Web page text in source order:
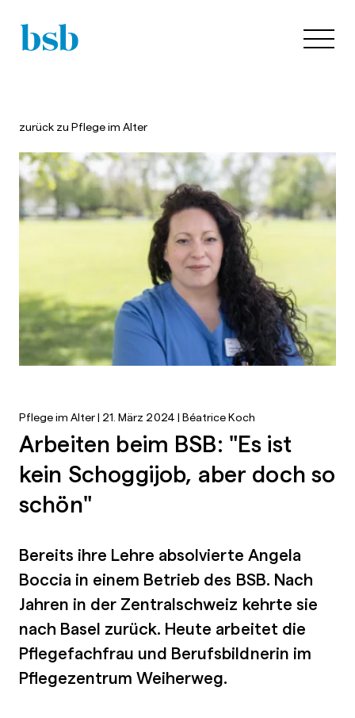
zurück zu Pflege im Alter
Pflege im Alter | 21. März 2024 | Béatrice Koch
Arbeiten beim BSB: "Es ist
kein Schoggijob, aber doch so
schön"
Bereits ihre Lehre absolvierte Angela
Boccia in einem Betrieb des BSB. Nach
Jahren in der Zentralschweiz kehrte sie
nach Basel zurück. Heute arbeitet die
Pflegefachfrau und Berufsbildnerin im
Pflegezentrum Weiherweg.